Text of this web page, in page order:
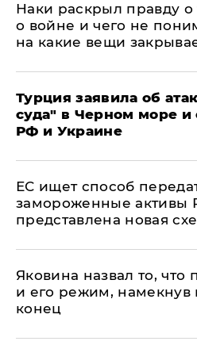
Наки раскрыл правду о
о войне и чего не
на какие вещи
Турция заявила об
суда" в Черном море и
РФ и Украине
ЕС ищет способ
замороженные активы
представлена новая
Яковина назвал то, что
и его режим, намекнув
конец